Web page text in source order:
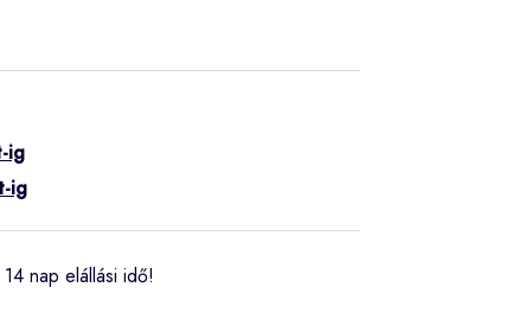
ig
ig
nap elállási idő!